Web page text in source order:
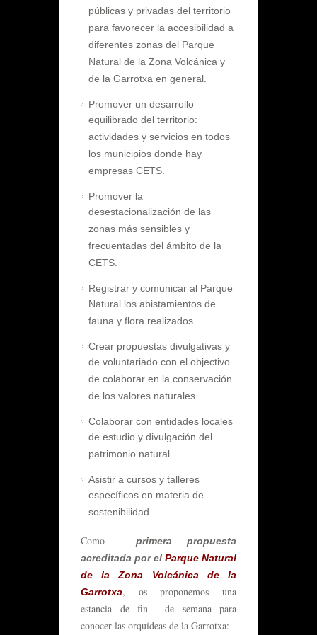
públicas y privadas del territorio
para favorecer la accesibilidad a
diferentes zonas del Parque
Natural de la Zona Volcánica y
de la Garrotxa en general.
Promover un desarrollo
equilibrado del territorio:
actividades y servicios en todos
los municipios donde hay
empresas CETS.
Promover la
desestacionalización de las
zonas más sensibles y
frecuentadas del ámbito de la
CETS.
Registrar y comunicar al Parque
Natural los abistamientos de
fauna y flora realizados.
Crear propuestas divulgativas y
de voluntariado con el objectivo
de colaborar en la conservación
de los valores naturales.
Colaborar con entidades locales
de estudio y divulgación del
patrimonio natural.
Asistir a cursos y talleres
específicos en materia de
sostenibilidad.
Como
primera propuesta
acreditada por el Parque Natural
de la Zona Volcánica de la
Garrotxa, os proponemos una
estancia de fin de semana para
conocer las orquídeas de la Garrotxa: